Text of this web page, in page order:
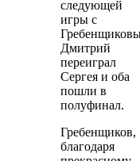
следующей
игры с
Дмитрий
переиграл
Сергея и оба
пошли в
полуфинал.
Гребенщиков,
благодаря